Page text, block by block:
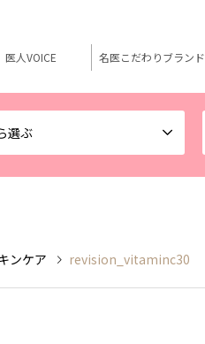
選ぶ
医人VOICE 名医こだわりブランド
ンケア revision_vitaminc30